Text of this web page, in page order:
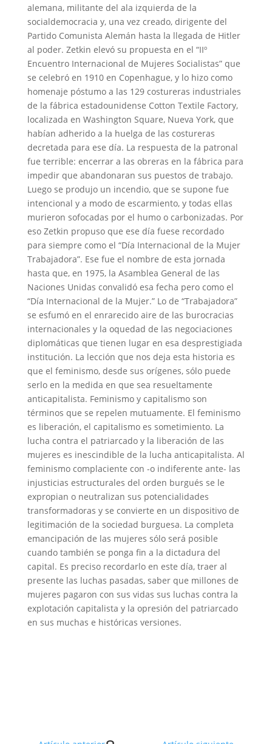
alemana, militante del ala izquierda de la
socialdemocracia y, una vez creado, dirigente del
Partido Comunista Alemán hasta la llegada de Hitler
al poder. Zetkin elevó su propuesta en el “IIº
Encuentro Internacional de Mujeres Socialistas” que
se celebró en 1910 en Copenhague, y lo hizo como
homenaje póstumo a las 129 costureras industriales
de la fábrica estadounidense Cotton Textile Factory,
localizada en Washington Square, Nueva York, que
habían adherido a la huelga de las costureras
decretada para ese día. La respuesta de la patronal
fue terrible: encerrar a las obreras en la fábrica para
impedir que abandonaran sus puestos de trabajo.
Luego se produjo un incendio, que se supone fue
intencional y a modo de escarmiento, y todas ellas
murieron sofocadas por el humo o carbonizadas. Por
eso Zetkin propuso que ese día fuese recordado
para siempre como el “Día Internacional de la Mujer
Trabajadora”. Ese fue el nombre de esta jornada
hasta que, en 1975, la Asamblea General de las
Naciones Unidas convalidó esa fecha pero como el
“Día Internacional de la Mujer.” Lo de “Trabajadora”
se esfumó en el enrarecido aire de las burocracias
internacionales y la oquedad de las negociaciones
diplomáticas que tienen lugar en esa desprestigiada
institución. La lección que nos deja esta historia es
que el feminismo, desde sus orígenes, sólo puede
serlo en la medida en que sea resueltamente
anticapitalista. Feminismo y capitalismo son
términos que se repelen mutuamente. El feminismo
es liberación, el capitalismo es sometimiento. La
lucha contra el patriarcado y la liberación de las
mujeres es inescindible de la lucha anticapitalista. Al
feminismo complaciente con -o indiferente ante- las
injusticias estructurales del orden burgués se le
expropian o neutralizan sus potencialidades
transformadoras y se convierte en un dispositivo de
legitimación de la sociedad burguesa. La completa
emancipación de las mujeres sólo será posible
cuando también se ponga fin a la dictadura del
capital. Es preciso recordarlo en este día, traer al
presente las luchas pasadas, saber que millones de
mujeres pagaron con sus vidas sus luchas contra la
explotación capitalista y la opresión del patriarcado
en sus muchas e históricas versiones.